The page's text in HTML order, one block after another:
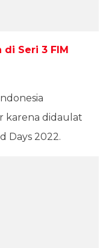
di Seri 3 FIM
karena didaulat
Days 2022.